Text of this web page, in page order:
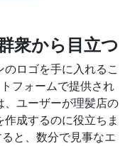
衆から目立つ
ロゴを手に入れるこ
フォームで提供され
、ユーザーが理髪店の
成するのに役立ちま
と、数分で見事なエ